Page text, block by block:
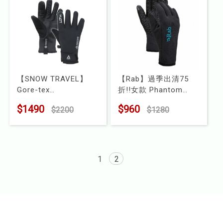
【SNOW TRAVEL】
Gore-tex
觸控手套
$1490 $2200
【Rab】過季出清75
折!!女款 Phantom
觸控防風保暖手套
$960 $1280
1 2